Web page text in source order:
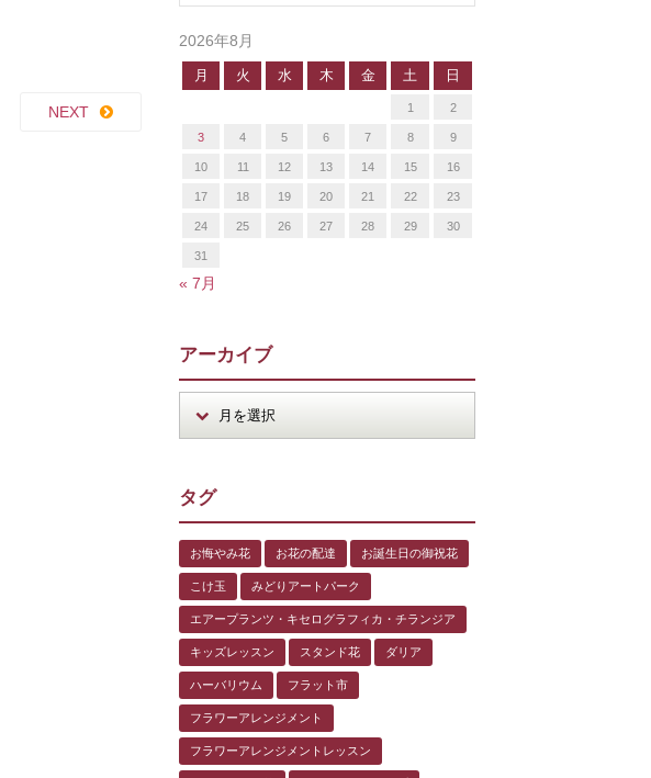
NEXT
2026年8月
月 火 水 木 金 土 日
1 2
3 4 5 6 7 8 9
10 11 12 13 14 15 16
17 18 19 20 21 22 23
24 25 26 27 28 29 30
31
« 7月
アーカイブ
タグ
お悔やみ花 お花の配達 お誕生日の御祝花
こけ玉 みどりアートパーク
エアープランツ・キセログラフィカ・チランジア
キッズレッスン スタンド花 ダリア
ハーバリウム フラット市
フラワーアレンジメント
フラワーアレンジメントレッスン